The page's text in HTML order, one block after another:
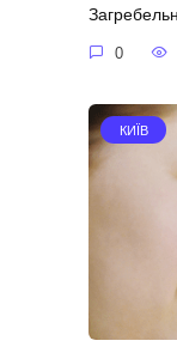
0
КИЇВ